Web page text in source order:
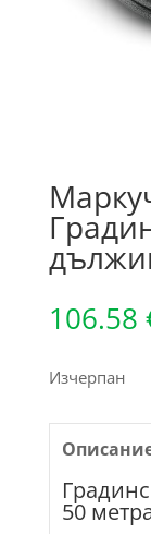
106.58
Изчерпан
50